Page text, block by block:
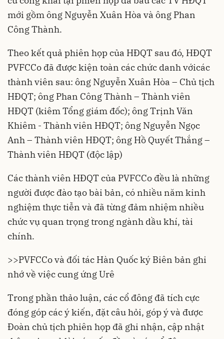
mới gồm ông Nguyễn Xuân Hòa và ông Phan
Công Thành.
Theo kết quả phiên họp của HĐQT sau đó, HĐQT
PVFCCo đã được kiện toàn các chức danh vớicác
thành viên sau: ông Nguyễn Xuân Hòa – Chủ tịch
HĐQT; ông Phan Công Thành – Thành viên
HĐQT (kiêm Tổng giám đốc); ông Trịnh Văn
Khiêm - Thành viên HĐQT; ông Nguyễn Ngọc
Anh – Thành viên HĐQT; ông Hồ Quyết Thắng –
Thành viên HĐQT (độc lập)
Các thành viên HĐQT của PVFCCo đều là những
người được đào tạo bài bản, có nhiều năm kinh
nghiệm thực tiễn và đã từng đảm nhiệm nhiều
chức vụ quan trọng trong ngành dầu khí, tài
chính.
>>PVFCCo và đối tác Hàn Quốc ký Biên bản ghi
nhớ về việc cung ứng Urê
Trong phần thảo luận, các cổ đông đã tích cực
đóng góp các ý kiến, đặt câu hỏi, góp ý và được
Đoàn chủ tịch phiên họp đã ghi nhận, cập nhật